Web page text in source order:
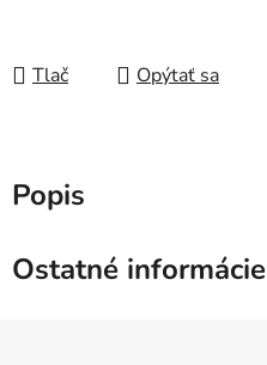
Tlač Opýtať sa
Popis
Ostatné informácie